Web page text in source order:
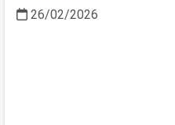
26/02/2026